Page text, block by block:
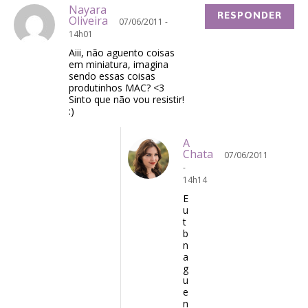
Nayara
Oliveira
07/06/2011 -
14h01
Aiii, não aguento coisas
em miniatura, imagina
sendo essas coisas
produtinhos MAC? <3
Sinto que não vou resistir!
:)
RESPONDER
A
Chata
07/06/2011
-
14h14
E
u
t
b
n
a
g
u
e
n